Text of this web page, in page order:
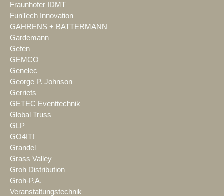
Fraunhofer IDMT
FunTech Innovation
GAHRENS + BATTERMANN
Gardemann
Gefen
GEMCO
Genelec
George P. Johnson
Gerriets
GETEC Eventtechnik
Global Truss
GLP
GO4IT!
Grandel
Grass Valley
Groh Distribution
Groh-P.A.
Veranstaltungstechnik